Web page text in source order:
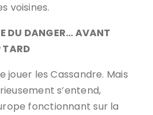
voisines.
DU DANGER… AVANT
TARD
jouer les Cassandre. Mais
s’entend,
fonctionnant sur la